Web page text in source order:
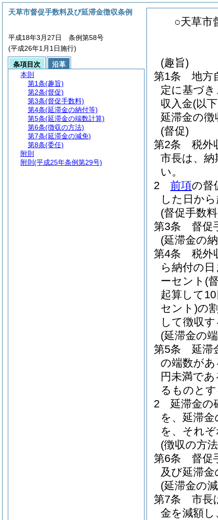
○天草市
(趣旨)
第1条
地方
定に基づ
収入金(以
延滞金の
(督促)
第2条
税外
市長は、
い。
2
前項の督
した日か
(督促手数
第3条
督促
(延滞金の
第4条
税外
ら納付の
ーセント (
起算して
セント)の
して徴収
(延滞金の
第5条
延滞
の端数が
円未満で
るものと
2
延滞金の
を、延滞
を、それ
(徴収の方
第6条
督促
及び延滞
(延滞金の
第7条
市長
金を減額
天草市督促手数料及び延滞金徴収条例
平成18年3月27日 条例第58号
(平成26年1月1日施行)
条項目次
沿革
本則
第1条(趣旨)
第2条(督促)
第3条(督促手数料)
第4条(延滞金の納付等)
第5条(延滞金の端数計算)
第6条(徴収の方法)
第7条(延滞金の減免)
第8条(委任)
附則
附則 (平成25年条例第29号)